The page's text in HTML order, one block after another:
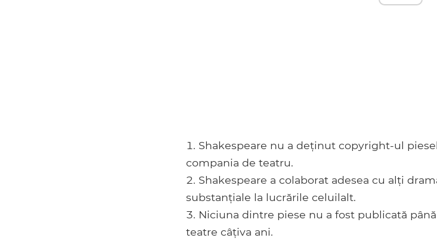
Shakespeare nu a deținut copyright-ul
compania de teatru.
Shakespeare a colaborat adesea cu alți
substanțiale la lucrările celuilalt.
Niciuna dintre piese nu a fost publicată
teatre câțiva ani.